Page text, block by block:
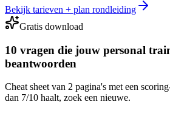
Bekijk tarieven + plan rondleiding
Gratis download
10 vragen die jouw personal
beantwoorden
Cheat sheet van 2 pagina's met een
dan 7/10 haalt, zoek een nieuwe.